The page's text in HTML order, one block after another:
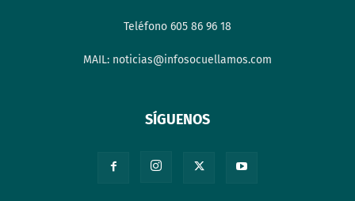
Teléfono 605 86 96 18
MAIL: noticias@infosocuellamos.com
SÍGUENOS